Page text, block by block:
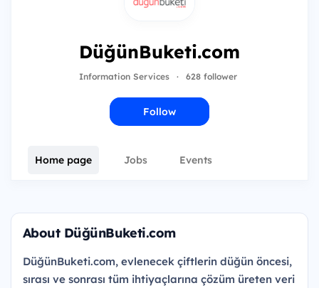
DüğünBuketi.com
Information Services · 628 follower
Follow
Home page Jobs Events
About DüğünBuketi.com
DüğünBuketi.com, evlenecek çiftlerin düğün öncesi,
sırası ve sonrası tüm ihtiyaçlarına çözüm üreten veri